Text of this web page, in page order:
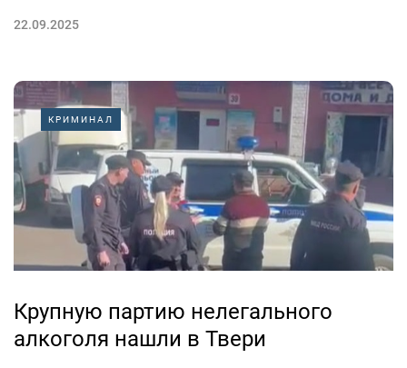
22.09.2025
КРИМИНАЛ
Крупную партию нелегального
алкоголя нашли в Твери